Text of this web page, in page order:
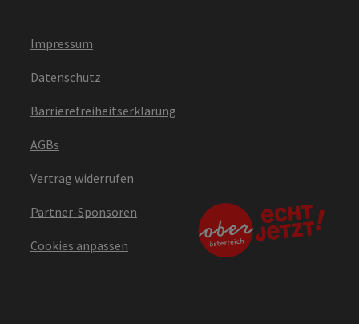
Impressum
Datenschutz
Barrierefreiheitserklärung
AGBs
Vertrag widerrufen
Partner-Sponsoren
Cookies anpassen